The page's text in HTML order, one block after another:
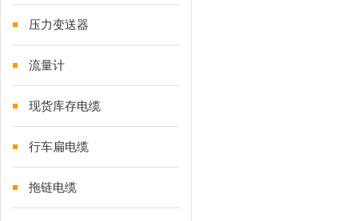
压力变送器
流量计
现货库存电缆
行车扁电缆
拖链电缆